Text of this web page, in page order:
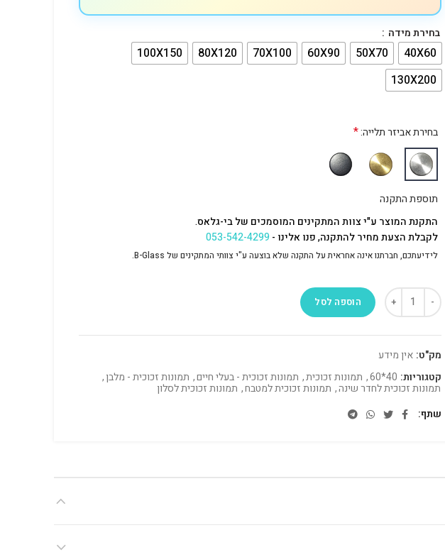
בחירת מידה
40X60
50X70
60X90
70X100
80X120
100X150
130X200
בחירת אביזר תלייה:*
תוספת התקנה
התקנת המוצר ע"י צוות המתקינים המוסמכים של בי-גלאס.
לקבלת הצעת מחיר להתקנה, פנו אלינו -053-542-4299
לידיעתכם, חברתנו אינה אחראית על התקנה שלא בוצעה ע"י צוותי המתקינים של B-Glass.
הוספה לסל
מק"ט: אין מידע
קטגוריות: 40*60
, תמונות זכוכית, תמונות זכוכית - בעלי חיים, תמונות זכוכית - מלבן,
תמונות זכוכית לחדר שינה, תמונות זכוכית למטבח, תמונות זכוכית לסלון
שתף